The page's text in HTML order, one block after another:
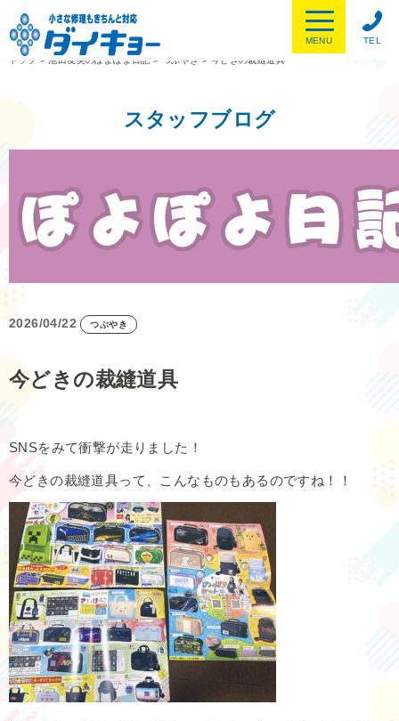
TEL
MENU
トップ
> 池田友美のぽよぽよ日記 > つぶやき > 今どきの裁縫道具
スタッフブログ
2026/04/22 つぶやき
今どきの裁縫道具
SNSをみて衝撃が走りました！
今どきの裁縫道具って、こんなものもあるのですね！！